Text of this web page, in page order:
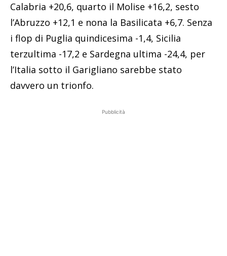
Calabria +20,6, quarto il Molise +16,2, sesto
l’Abruzzo +12,1 e nona la Basilicata +6,7. Senza
i flop di Puglia quindicesima -1,4, Sicilia
terzultima -17,2 e Sardegna ultima -24,4, per
l’Italia sotto il Garigliano sarebbe stato
davvero un trionfo.
Pubblicità